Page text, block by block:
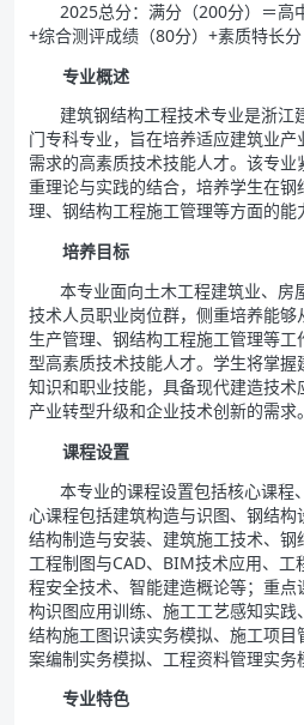
2025总分：满分（200分）＝高
+综合测评成绩（80分）+素质特长分
专业概述
建筑钢结构工程技术专业是浙江
门专科专业，旨在培养适应建筑业
需求的高素质技术技能人才。该专
重理论与实践的结合，培养学生在
理、钢结构工程施工管理等方面的能
培养目标
本专业面向土木工程建筑业、房
技术人员职业岗位群，侧重培养能
生产管理、钢结构工程施工管理等
型高素质技术技能人才。学生将掌
知识和职业技能，具备现代建造技
产业转型升级和企业技术创新的需求。
课程设置
本专业的课程设置包括核心课程
心课程包括建筑构造与识图、钢结
结构制造与安装、建筑施工技术、
工程制图与CAD、BIM技术应用、工
程安全技术、智能建造概论等；重
构识图应用训练、施工工艺感知实
结构施工图识读实务模拟、施工项
案编制实务模拟、工程资料管理实务
专业特色